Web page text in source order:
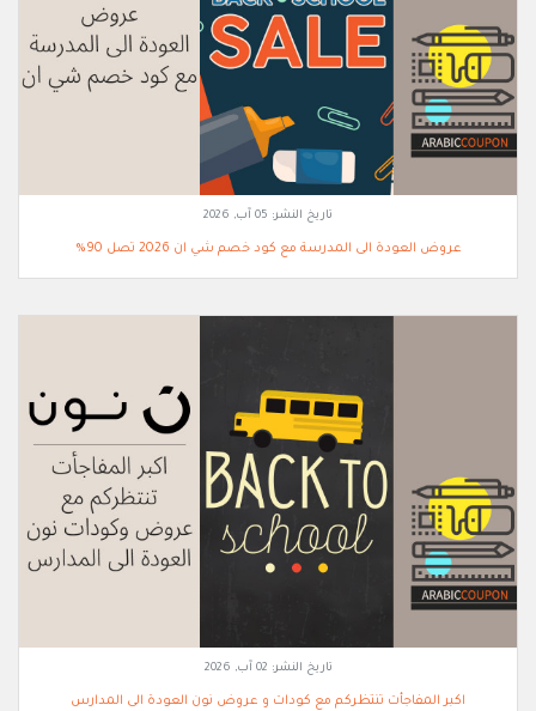
تاريخ النشر: 05 آب, 2026
عروض العودة الى المدرسة مع كود خصم شي ان 2026 تصل 90%
تاريخ النشر: 02 آب, 2026
اكبر المفاجأت تنتظركم مع كودات و عروض نون العودة الى المدارس